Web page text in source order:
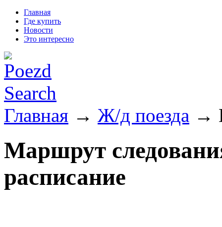
Главная
Где купить
Новости
Это интересно
Главная → Ж/д поезда →
Маршрут
расписание